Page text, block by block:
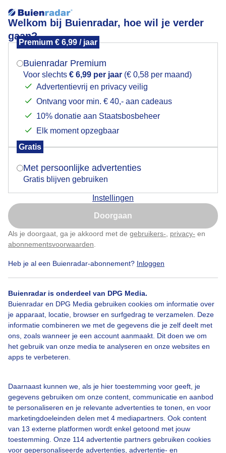
Welkom bij Buienradar, hoe wil je verder
gaan?
Premium € 6,99 / jaar
Buienradar Premium
Voor slechts € 6,99 per jaar (€ 0,58 per maand)
Advertentievrij en privacy veilig
Ontvang voor min. € 40,- aan cadeaus
10% donatie aan Staatsbosbeheer
Elk moment opzegbaar
Gratis
Met persoonlijke advertenties
Gratis blijven gebruiken
Instellingen
Doorgaan
Als je doorgaat, ga je akkoord met de gebruikers- privacy- en
abonnementsvoorwaarden
Heb je al een Buienradar-abonnement? Inloggen
Buienradar is onderdeel van DPG Media.
Buienradar en DPG Media gebruiken cookies om informatie over
je apparaat, locatie, browser en surfgedrag te verzamelen. Deze
informatie combineren we met de gegevens die je zelf deelt met
ons, zoals wanneer je een account aanmaakt. Dit doen we om
het gebruik van onze media te analyseren en onze websites en
apps te verbeteren.
Daarnaast kunnen we, als je hier toestemming voor geeft, je
gegevens gebruiken om onze content, communicatie en aanbod
te personaliseren en je relevante advertenties te tonen, en voor
marketingdoeleinden delen met 4 mediapartners. Ook content
van 13 externe platformen wordt enkel getoond met jouw
toestemming. Onze 114 advertentie partners gebruiken cookies
voor gepersonaliseerde advertenties, advertentie- en
zonnebloemetjes
Een moment geduld aub...
Populaire categorieën
Lente
Zomer
Over Buienradar
Bedrijfsgegevens
Veelgestelde vragen
Contact
Toegankelijkheid
Buienradar Team
Privacy beleid
Cookie beleid
Privacy instellingen
Mogen we je locatie gebruiken voor het
Indien je hier nog geen akkoord op hebt gegeven,
verschijnt er zo een pop-up uit je browser waarin
Is goed, toon de popup
Nu niet, misschien later
Klik hierom dit aan te passen